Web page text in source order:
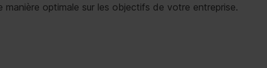
optimale sur les objectifs de votre entreprise.